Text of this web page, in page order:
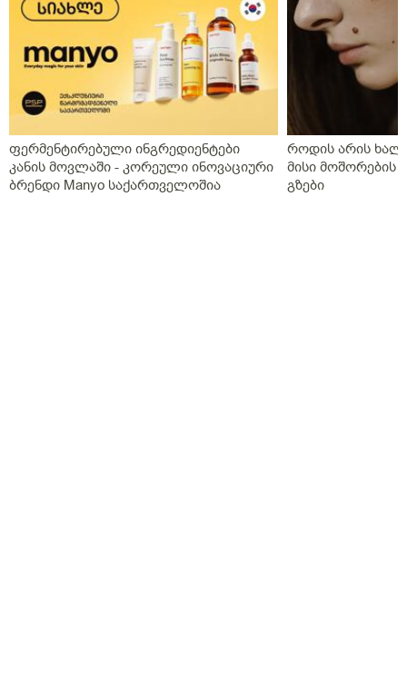
ფერმენტირებული ინგრედიენტები
კანის მოვლაში - კორეული ინოვაციური
ბრენდი Manyo საქართველოშია
როდის არის
მისი მოშორების
გზები